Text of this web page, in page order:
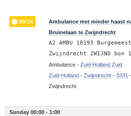
09:24
Ambulance met minder haast
Bruïnelaan te Zwijndrecht
A2 AMBU 18193
Zwijndrecht ZWIJND bon
Ambulance - Zuid-Holland Zuid
Zuid-Holland - Zwijndrecht- 3331 -
Zwijndrecht
Sunday 00:00 - 1:00